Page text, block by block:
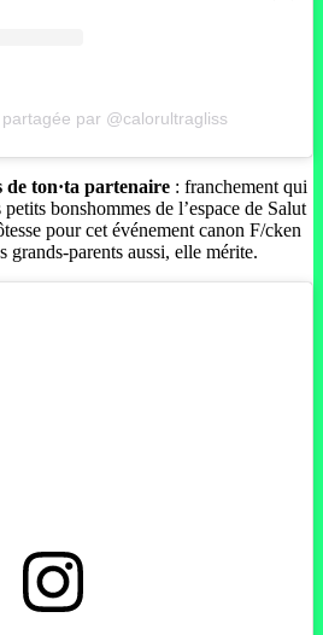
par @calorultragliss
ton·ta partenaire : franchement qui
bonshommes de l’espace de Salut
pour cet événement canon F/cken
grands-parents aussi, elle mérite.